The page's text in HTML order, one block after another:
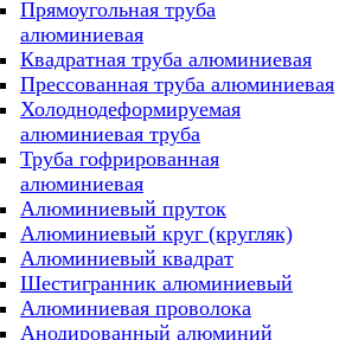
Прямоугольная труба
алюминиевая
Квадратная труба алюминиевая
Прессованная труба алюминиевая
Холоднодеформируемая
алюминиевая труба
Труба гофрированная
алюминиевая
Алюминиевый пруток
Алюминиевый круг (кругляк)
Алюминиевый квадрат
Шестигранник алюминиевый
Алюминиевая проволока
Анодированный алюминий